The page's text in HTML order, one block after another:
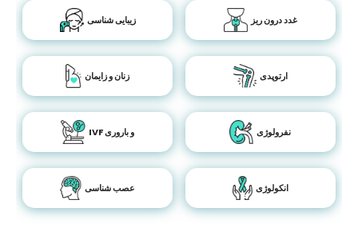
زیبایی شناسی غدد درون ریز
زنان و زایمان ارتوپدی
IVF و باروری نفرولوژی
عصب شناسی انکولوژی